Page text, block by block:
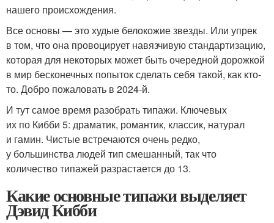
нашего происхождения.
Все основы — это худые белокожие звезды. Или упрек
в том, что она провоцирует навязчивую стандартизацию,
которая для некоторых может быть очередной дорожкой
в мир бесконечных попыток сделать себя такой, как кто-
то. Добро пожаловать в 2024-й.
И тут самое время разобрать типажи. Ключевых
их по Кибби 5: драматик, романтик, классик, натурал
и гамин. Чистые встречаются очень редко,
у большинства людей тип смешанный, так что
количество типажей разрастается до 13.
Какие основные типажи выделяет
Дэвид Кибби